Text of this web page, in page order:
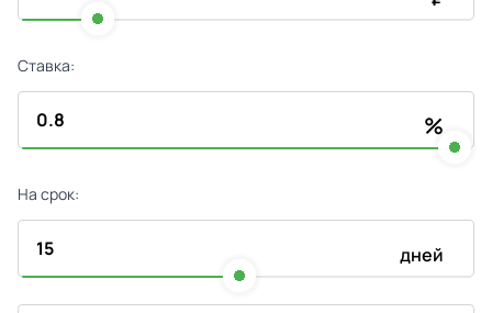
Ставка:
%
На срок:
дней